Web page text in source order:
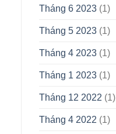
Tháng 6 2023(1)
Tháng 5 2023(1)
Tháng 4 2023(1)
Tháng 1 2023(1)
Tháng 12 2022 (1)
Tháng 4 2022 (1)